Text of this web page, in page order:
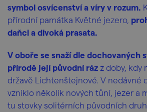
symbol osvícenství a víry v rozum.
přírodní památka Květné jezero,
daňci a divoká prasata.
V oboře se snaží dle dochovaných
přírodě její původní ráz z doby, kdy
državě Lichtenštejnové. V nedávné
vzniklo několik nových tůní, jezer a
tu stovky solitérních původních